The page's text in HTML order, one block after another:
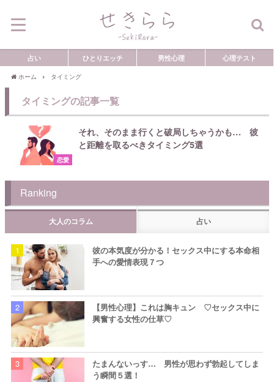
占い ひとりエッチ 男性心理 心理テスト
ホーム タイミング
タイミングの記事一覧
恋愛
それ、そのまま行くと破局しちゃうかも… 彼
と距離を取るべきタイミング5選
Ranking
大人のコラム 占い
彼の本気度が分かる！セックス中にする本命相
手への愛情表現７つ
【男性心理】これは胸キュン ♡セックス中に
興奮する女性の仕草♡
たまんないっす… 男性が思わず勃起してしま
う瞬間５選！